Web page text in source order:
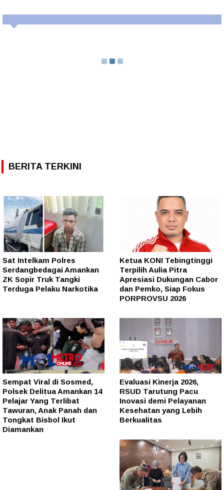
BERITA TERKINI
Sat Intelkam Polres
Serdangbedagai Amankan
ZK Sopir Truk Tangki
Terduga Pelaku Narkotika
Ketua KONI Tebingtinggi
Terpilih Aulia Pitra
Apresiasi Dukungan Cabor
dan Pemko, Siap Fokus
PORPROVSU 2026
Sempat Viral di Sosmed,
Polsek Delitua Amankan 14
Pelajar Yang Terlibat
Tawuran, Anak Panah dan
Tongkat Bisbol Ikut
Diamankan
Evaluasi Kinerja 2026,
RSUD Tarutung Pacu
Inovasi demi Pelayanan
Kesehatan yang Lebih
Berkualitas